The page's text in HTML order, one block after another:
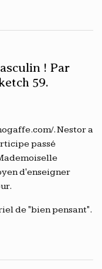
! Par
59.
. Nestor a
passé
d'enseigner
de "bien pensant".